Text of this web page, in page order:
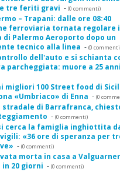
tre feriti gravi - (0 commenti)
– Trapani: dalle ore 08:40
ferroviaria tornata regolare
Palermo Aeroporto dopo un
tecnico alla linea - (0
dell'auto e si schianta
parcheggiata: muore a 25 anni
migliori 100 Street food di
«Umbriaco» di Enna - (0
stradale di Barrafranca,
- (0 commenti)
cerca la famiglia inghiottita
«36 ore di speranza per
- (0 commenti)
morta in casa a
20 giorni - (0 commenti)